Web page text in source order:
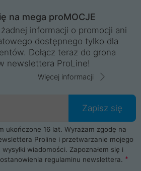
Katowice, Gliwice, Kalisz, Bytom,
i profesjonalna obsługa!
100% polskim kapitałem. Działamy
w naszym kraju! Posiadamy siedzibę
salony na terenie kraju. Cała
komputerowym ProLine jest
zakup notebooka albo laptopa w
i pełne bezpieczeństwo.
akcesoria i części komputerowe
graficzne, płyty główne, pamięci,
Nasi pracownicy pomogą Ci wybrać
oraz obudowę do komputera.
również najlepsze na rynku
jak Xiaomi, Apple, Samsung i
na mega proMOCJE
informacji o promocji ani
dostępnego tylko dla
Dołącz teraz do grona
newslettera ProLine!
Więcej informacji
Zapisz się
ukończone 16 lat. Wyrażam zgodę na
Proline i przetwarzanie mojego
wiadomości. Zapoznałem się i
regulaminu newslettera.